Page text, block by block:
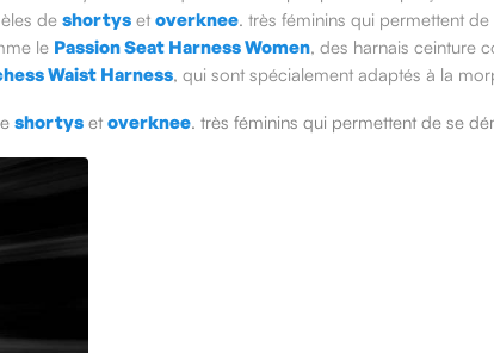
de shortys et overknee. très féminins qui permettent
le Passion Seat Harness Women, des harnais ceinture
Waist Harness, qui sont spécialement adaptés à la
shortys et overknee. très féminins qui permettent de se